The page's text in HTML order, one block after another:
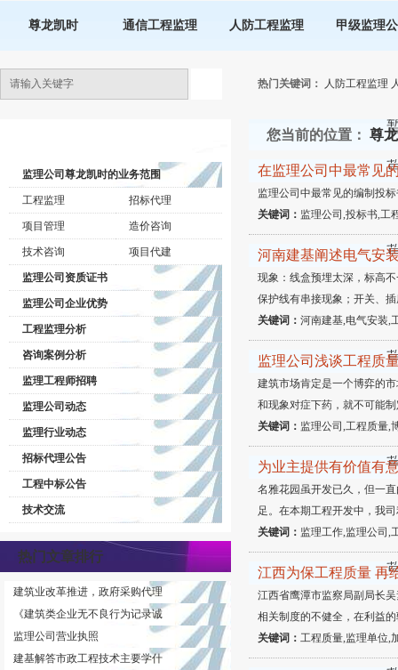
尊龙凯时 通信工程监理 人防工程监理 甲级监理
热门关键词： 人防工程监理
监理公司尊龙凯时的业务范围
工程监理 招标代理
项目管理 造价咨询
技术咨询 项目代建
监理公司资质证书
监理公司企业优势
工程监理分析
咨询案例分析
监理工程师招聘
监理公司动态
监理行业动态
招标代理公告
工程中标公告
技术交流
热门文章排行
建筑业改革推进，政府采购代理
《建筑类企业无不良行为记录诚
监理公司营业执照
建基解答市政工程技术主要学什
您当前的位置： 尊
在监理公司中最常见
监理公司中最常见的编制投
关键词： 监理公司,投标书,工
河南建基阐述电气安
现象：线盒预埋太深，标高
保护线有串接现象；开关、
关键词： 河南建基,电气安装,
监理公司浅谈工程质
建筑市场肯定是一个博弈的
和现象对症下药，就不可能
关键词： 监理公司,工程质量,
为业主提供有价值有
名雅花园虽开发已久，但一
足。在本期工程开发中，我
关键词： 监理工作,监理公司,
江西为保工程质量 再
江西省鹰潭市监察局副局长
相关制度的不健全，在利益
关键词： 工程质量,监理单位,